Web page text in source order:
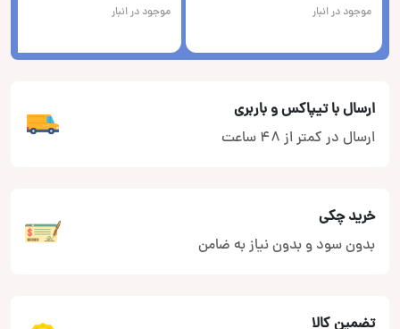
موجود در انبار موجود در انبار
ارسال با تیپاکس و باربری
ارسال در کمتر از 48 ساعت
خرید چکی
بدون سود و بدون نیاز به ضامن
تضمین کالا